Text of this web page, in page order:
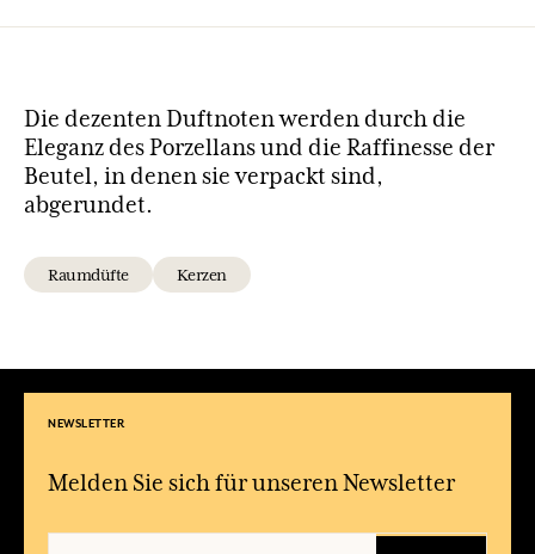
Die dezenten Duftnoten werden durch die
Eleganz des Porzellans und die Raffinesse der
Beutel, in denen sie verpackt sind,
abgerundet.
Raumdüfte Kerzen
NEWSLETTER
Melden Sie sich für unseren Newsletter